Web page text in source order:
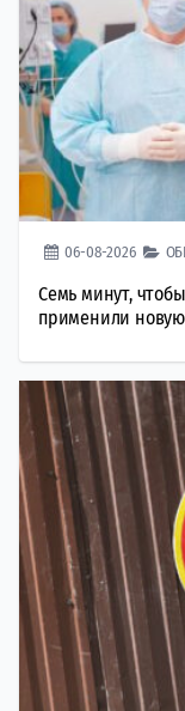
06-08-2026
Семь минут,
применили